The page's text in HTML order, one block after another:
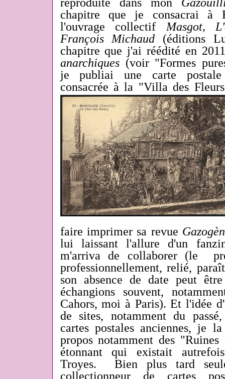
reproduite dans mon
chapitre que je consacrai à
l'ouvrage collectifMasgot,
François Michaud (éditions
chapitre que j'ai réédité en
anarchiques (voir "Formes
je publiai une carte
consacrée à la "Villa des
faire imprimer sa revue
lui laissant l'allure d'un
m'arriva de collaborer (le
professionnellement, relié,
son absence de date peut
échangions souvent,
Cahors, moi à Paris). Et l'idée
de sites, notamment du
cartes postales anciennes, je
propos notamment des
étonnant qui existait
Troyes. Bien plus tard
collectionneur de cartes